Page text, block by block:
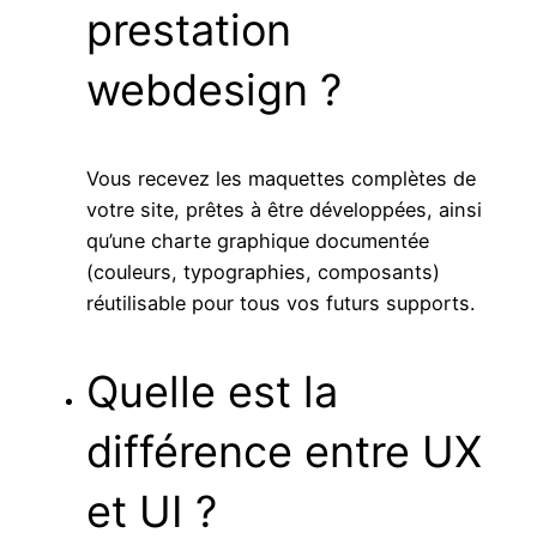
prestation
webdesign ?
Vous recevez les maquettes complètes de
votre site, prêtes à être développées, ainsi
qu’une charte graphique documentée
(couleurs, typographies, composants)
réutilisable pour tous vos futurs supports.
Quelle est la
différence entre UX
et UI ?